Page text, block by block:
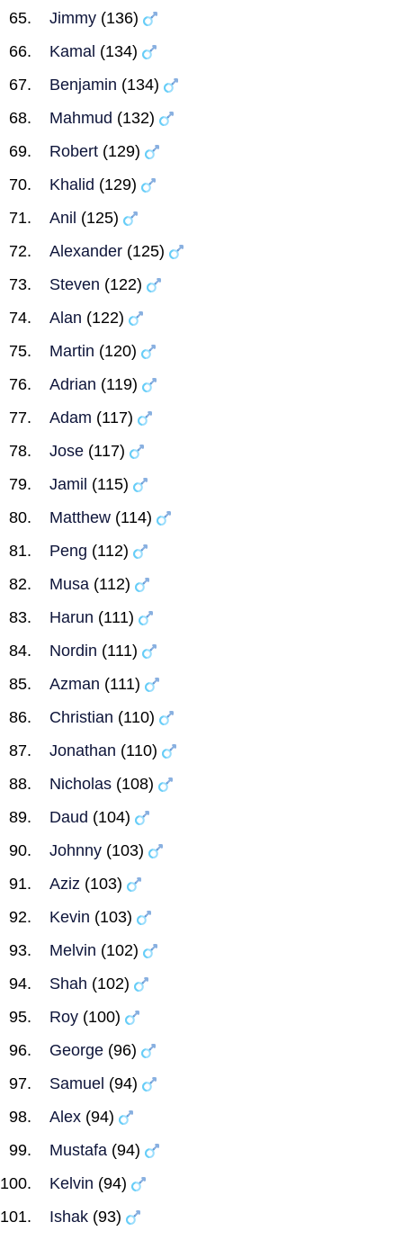
Jimmy (136)
Kamal (134)
Benjamin (134)
Mahmud (132)
Robert (129)
Khalid (129)
Anil (125)
Alexander (125)
Steven (122)
Alan (122)
Martin (120)
Adrian (119)
Adam (117)
Jose (117)
Jamil (115)
Matthew (114)
Peng (112)
Musa (112)
Harun (111)
Nordin (111)
Azman (111)
Christian (110)
Jonathan (110)
Nicholas (108)
Daud (104)
Johnny (103)
Aziz (103)
Kevin (103)
Melvin (102)
Shah (102)
Roy (100)
George (96)
Samuel (94)
Alex (94)
Mustafa (94)
Kelvin (94)
Ishak (93)